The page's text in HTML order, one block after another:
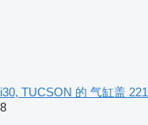
i30, TUCSON 的 气缸盖
8